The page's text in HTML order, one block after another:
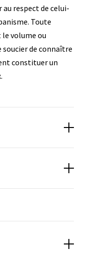
respect de celui-
Toute
volume ou
soucier de connaître
constituer un